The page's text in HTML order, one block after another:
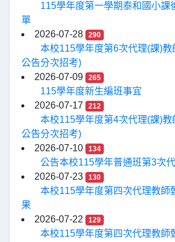
115學年度第一學期泰和國小課
單
2026-07-28
290
本校115學年度第6次代理(課)教
公告分次招考)
2026-07-09
265
115學年度新生編班事宜
2026-07-17
212
本校115學年度第4次代理(課)教
公告分次招考)
2026-07-10
134
公告本校115學年普通班第3次
2026-07-23
130
本校115學年度第四次代理教師
果
2026-07-22
129
本校115學年度第四次代理教師